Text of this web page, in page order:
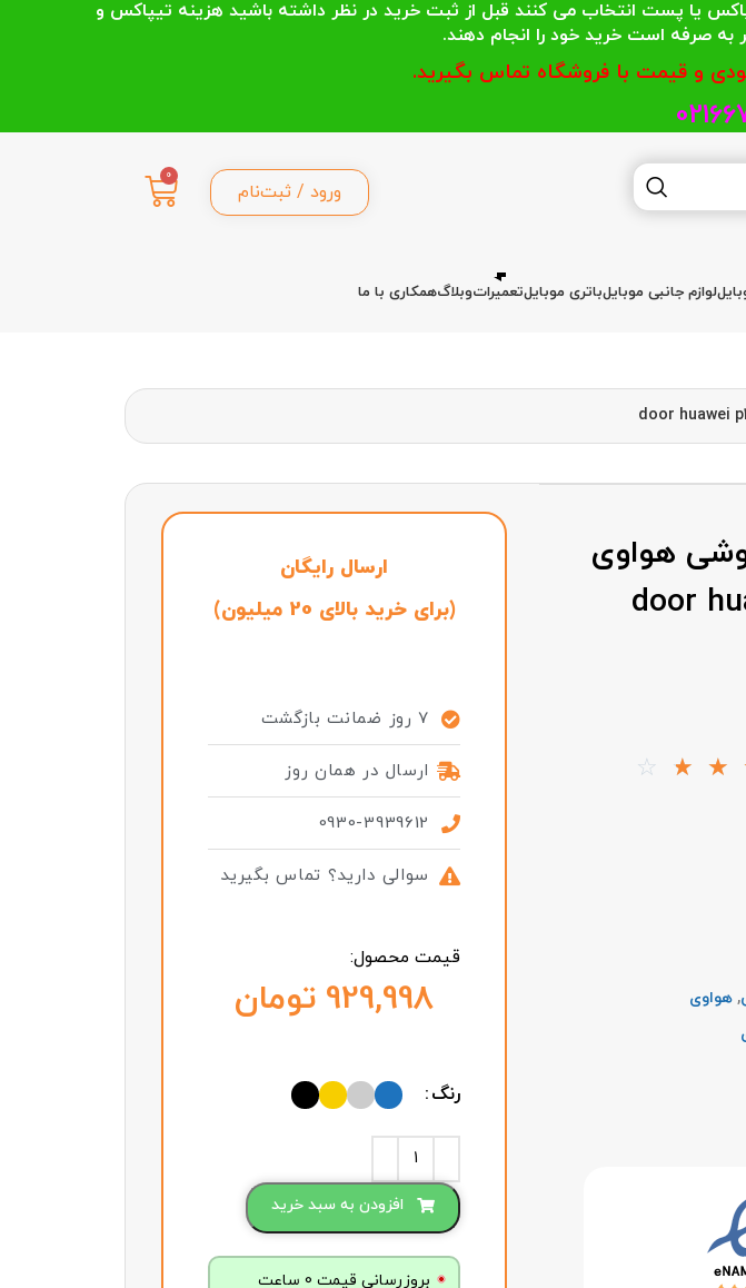
ورود / ثبت‌نام
0
لوازم جانبی موبایلباتری موبایلتعمیراتوبلاگهمکاری با ما
هواوی
door
☆
☆
☆
,هواوی
ارسال رایگان
(برای خرید بالای 20 میلیون)
7 روز ضمانت بازگشت
ارسال در همان روز
0930-3939612
سوالی دارید؟ تماس بگیرید
قیمت محصول:
تومان
رنگ
افزودن به سبد خرید
بروزرسانی قیمت 0 ساعت
میباشد و روش ارسال را تیپاکس یا پست انتخاب می کنند قبل از ثبت خرید در نظر داشته باشید هزینه تیپاکس و
و قیمت با فروشگاه تماس بگیرید.